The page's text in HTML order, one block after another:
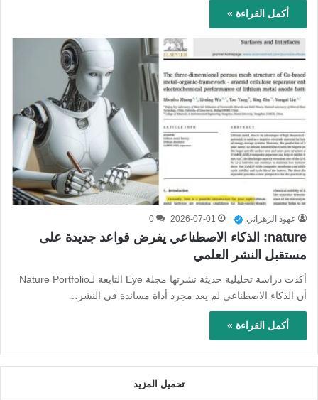
أكمل القراءة »
عهود الزهراني 2026-07-01
0
nature: الذكاء الاصطناعي يفرض قواعد جديدة على
مستقبل النشر العلمي
أكدت دراسة تحليلية حديثة نشرتها مجلة Eye التابعة لـNature Portfolio
أن الذكاء الاصطناعي لم يعد مجرد أداة مساندة في النشر…
أكمل القراءة »
تحميل المزيد